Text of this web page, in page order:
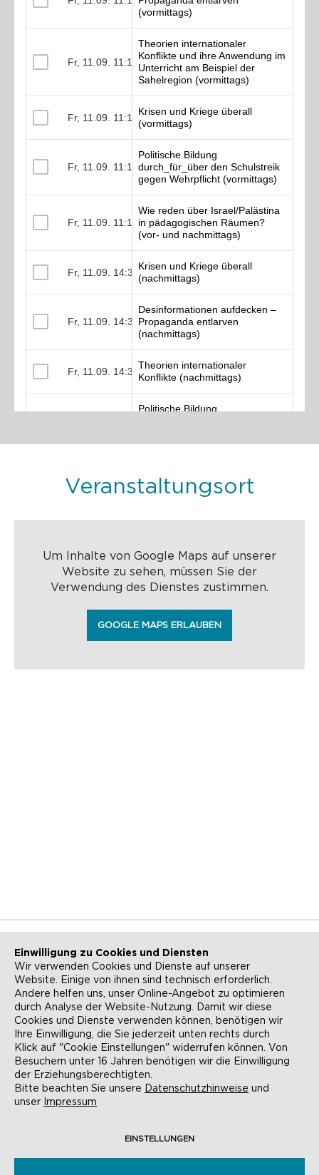
Veranstaltungsort
Um Inhalte von Google Maps auf unserer
Website zu sehen, müssen Sie der
Verwendung des Dienstes zustimmen.
GOOGLE MAPS ERLAUBEN
NEWSLETTER KONTAKT
ANFAHRT BARRIEREFREIHEIT
SUCHE AGB
DATENSCHUTZ
COOKIE-EINSTELLUNGEN
Einwilligung zu Cookies und Diensten
Wir verwenden Cookies und Dienste auf unserer
Website. Einige von ihnen sind technisch erforderlich.
Andere helfen uns, unser Online-Angebot zu optimieren
durch Analyse der Website-Nutzung. Damit wir diese
Cookies und Dienste verwenden können, benötigen wir
Ihre Einwilligung, die Sie jederzeit unten rechts durch
Klick auf "Cookie Einstellungen" widerrufen können. Von
Besuchern unter 16 Jahren benötigen wir die Einwilligung
der Erziehungsberechtigten.
Bitte beachten Sie unsere Datenschutzhinweise und
unser Impressum
EINSTELLUNGEN